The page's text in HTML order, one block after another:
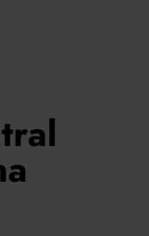
De Valencia